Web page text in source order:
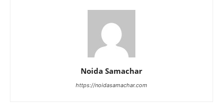
Noida Samachar
https://noidasamachar.com